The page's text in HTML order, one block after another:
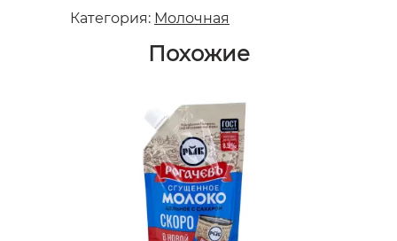
Категория: Молочная
Похожие